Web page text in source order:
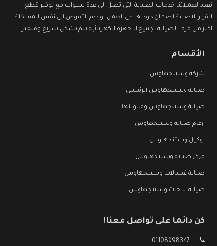
نقدم لعملائنا خدمات الصيانة التى تصل الى عدة سنوات مع توفير قطع
الغيار الاصلية لضمان جودتها فى العمل، وعدم التعرض الى نفس المشكلة
اكثر من مرة، الصيانة لجميع الاجهزة الكهربائية تتم بشكل سريع ومتميز.
الأقسام
شركة وستنجهاوس
صيانة وستنجهاوس الرئيسي
صيانة وستنجهاوس وعناوينها
ارقام صيانة وستنجهاوس
توكيل وستنجهاوس
مركز صيانة وستنجهاوس
صيانة غسالات وستنجهاوس
صيانة ثلاجات وستنجهاوس
كن دائما على تواصل معنا!
01108098347